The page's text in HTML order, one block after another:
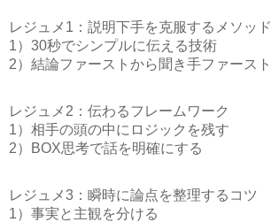
レジュメ1：説明下手を克服するメソッド
1）30秒でシンプルに伝える技術
2）結論ファーストから聞き手ファースト
レジュメ2：伝わるフレームワーク
1）相手の頭の中にロジックを残す
2）BOX思考で話を明確にする
レジュメ3：瞬時に論点を整理するコツ
1）事実と主観を分ける